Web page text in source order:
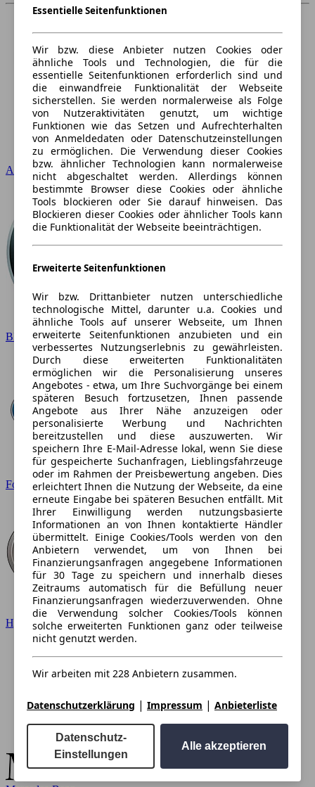
Audi
BMW
Ford
Hyundai
Essentielle Seitenfunktionen
Wir bzw. diese Anbieter nutzen Cookies oder
ähnliche Tools und Technologien, die für die
essentielle Seitenfunktionen erforderlich sind und
die einwandfreie Funktionalität der Webseite
sicherstellen. Sie werden normalerweise als Folge
von Nutzeraktivitäten genutzt, um wichtige
Funktionen wie das Setzen und Aufrechterhalten
von Anmeldedaten oder Datenschutzeinstellungen
zu ermöglichen. Die Verwendung dieser Cookies
bzw. ähnlicher Technologien kann normalerweise
nicht abgeschaltet werden. Allerdings können
bestimmte Browser diese Cookies oder ähnliche
Tools blockieren oder Sie darauf hinweisen. Das
Blockieren dieser Cookies oder ähnlicher Tools kann
die Funktionalität der Webseite beeinträchtigen.
Erweiterte Seitenfunktionen
Wir bzw. Drittanbieter nutzen unterschiedliche
technologische Mittel, darunter u.a. Cookies und
ähnliche Tools auf unserer Webseite, um Ihnen
erweiterte Seitenfunktionen anzubieten und ein
verbessertes Nutzungserlebnis zu gewährleisten.
Durch diese erweiterten Funktionalitäten
ermöglichen wir die Personalisierung unseres
Angebotes - etwa, um Ihre Suchvorgänge bei einem
späteren Besuch fortzusetzen, Ihnen passende
Angebote aus Ihrer Nähe anzuzeigen oder
personalisierte Werbung und Nachrichten
bereitzustellen und diese auszuwerten. Wir
speichern Ihre E-Mail-Adresse lokal, wenn Sie diese
für gespeicherte Suchanfragen, Lieblingsfahrzeuge
oder im Rahmen der Preisbewertung angeben. Dies
erleichtert Ihnen die Nutzung der Webseite, da eine
erneute Eingabe bei späteren Besuchen entfällt. Mit
Ihrer Einwilligung werden nutzungsbasierte
Informationen an von Ihnen kontaktierte Händler
übermittelt. Einige Cookies/Tools werden von den
Anbietern verwendet, um von Ihnen bei
Finanzierungsanfragen angegebene Informationen
für 30 Tage zu speichern und innerhalb dieses
Zeitraums automatisch für die Befüllung neuer
Finanzierungsanfragen wiederzuverwenden. Ohne
die Verwendung solcher Cookies/Tools können
solche erweiterten Funktionen ganz oder teilweise
nicht genutzt werden.
Wir arbeiten mit 228 Anbietern zusammen.
Datenschutzerklärung | Impressum | Anbieterliste
Datenschutz-
Einstellungen
Alle akzeptieren